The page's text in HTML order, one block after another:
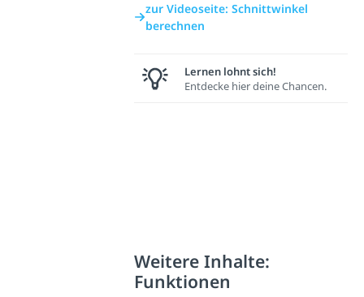
zur Videoseite: Schnittwinkel
berechnen
Lernen lohnt sich!
Entdecke hier deine Chancen.
Weitere Inhalte:
Funktionen